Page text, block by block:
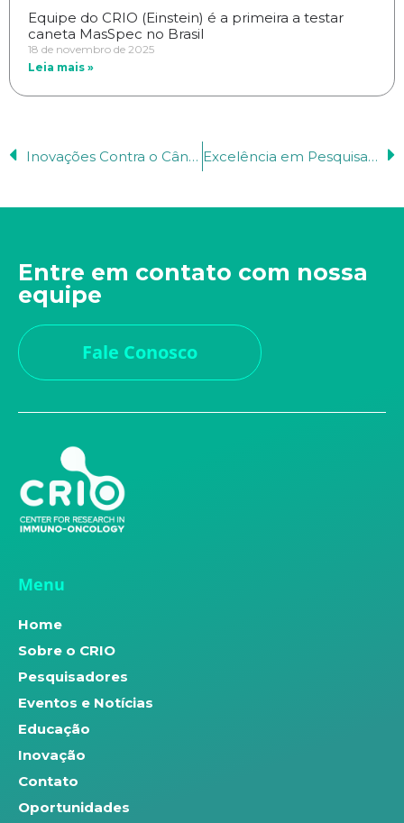
Equipe do CRIO (Einstein) é a primeira a testar
caneta MasSpec no Brasil
18 de novembro de 2025
Leia mais »
Inovações Contra o Câncer São Destaque na 15ª Edição do Prêmio Octavio Frias Excelência em Pesquisa: Einstein é Celebrado na Cerimônia do Prêmio Octavio Frias de Oliveira
Entre em contato com nossa
equipe
Fale Conosco
Menu
Home
Sobre o CRIO
Pesquisadores
Eventos e Notícias
Educação
Inovação
Contato
Oportunidades